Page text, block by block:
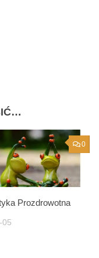
0
Prozdrowotna
05